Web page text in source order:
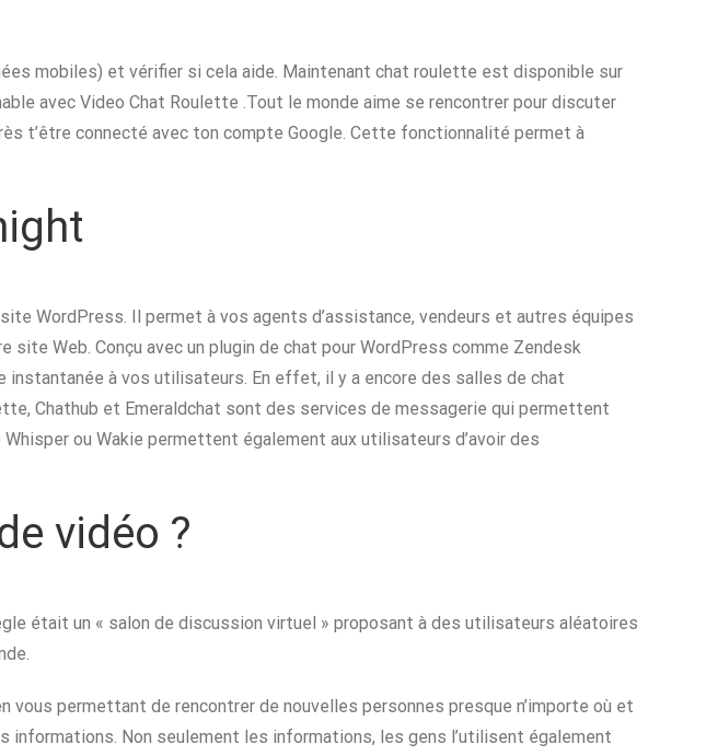
mobiles) et vérifier si cela aide. Maintenant chat roulette est disponible sur
avec Video Chat Roulette .Tout le monde aime se rencontrer pour discuter
t’être connecté avec ton compte Google. Cette fonctionnalité permet à
WordPress. Il permet à vos agents d’assistance, vendeurs et autres équipes
Web. Conçu avec un plugin de chat pour WordPress comme Zendesk
à vos utilisateurs. En effet, il y a encore des salles de chat
Chathub et Emeraldchat sont des services de messagerie qui permettent
ou Wakie permettent également aux utilisateurs d’avoir des
vidéo ?
était un « salon de discussion virtuel » proposant à des utilisateurs aléatoires
permettant de rencontrer de nouvelles personnes presque n’importe où et
Non seulement les informations, les gens l’utilisent également